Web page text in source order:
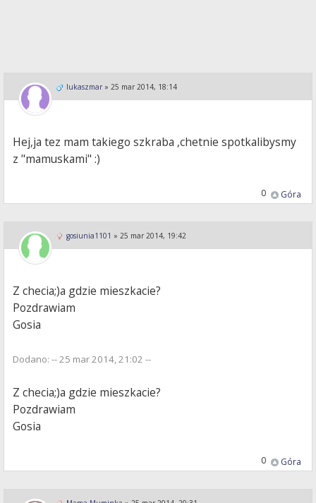
lukaszmar» 25 mar 2014, 18:14
Hej,ja tez mam takiego szkraba ,chetnie spotkalibysmy
z "mamuskami" :)
Góra
0
gosiunia1101 » 25 mar 2014, 19:42
Z checia;)a gdzie mieszkacie?
Pozdrawiam
Gosia
Dodano: -- 25 mar 2014, 21:02 --
Z checia;)a gdzie mieszkacie?
Pozdrawiam
Gosia
Góra
0